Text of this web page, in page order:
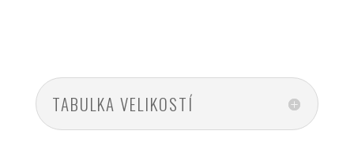
TABULKA VELIKOSTÍ